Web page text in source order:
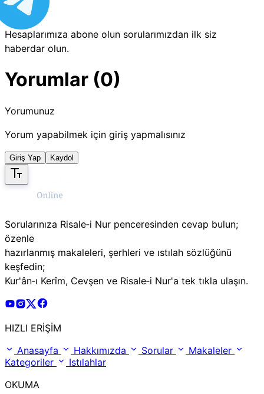
Hesaplarımıza abone olun sorularımızdan ilk siz
haberdar olun.
Yorumlar (0)
Yorumunuz
Yorum yapabilmek için giriş yapmalısınız
Giriş Yap Kaydol
Sorularınıza Risale‑i Nur penceresinden cevap bulun;
özenle
hazırlanmış makaleleri, şerhleri ve ıstılah sözlüğünü
keşfedin;
Kur'ân‑ı Kerîm, Cevşen ve Risale‑i Nur'a tek tıkla ulaşın.
Risale Online Youtube Hesabı
Risale Online Instagram Hesabı
Risale Online X Hesabı
HIZLI ERİŞİM
Anasayfa
Hakkımızda Sorular
Makaleler
Kategoriler
Istılahlar
OKUMA